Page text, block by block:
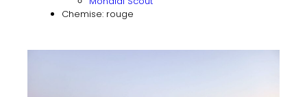
Chemise: rouge